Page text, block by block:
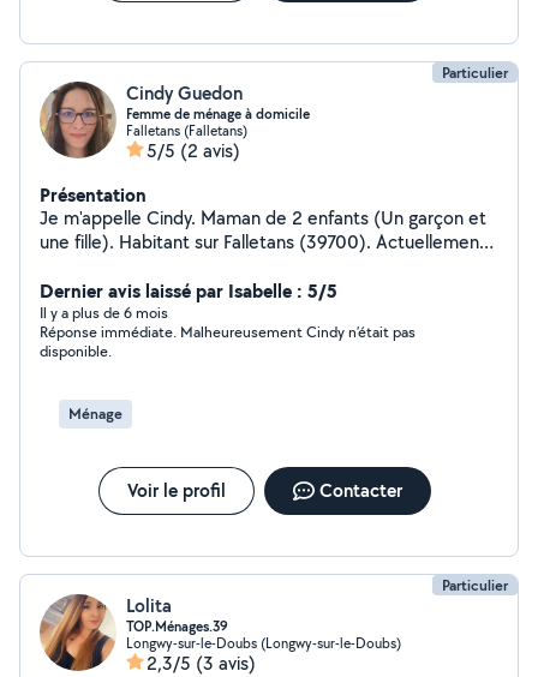
Particulier
Cindy Guedon
Femme de ménage à domicile
Falletans (Falletans)
5/5 (2 avis)
Présentation
Je m'appelle Cindy. Maman de 2 enfants (Un garçon et
une fille). Habitant sur Falletans (39700). Actuellement
ponctuelle, organisée et autonome dans mon travail.
J'aime que les chose soit bien faites. Et a l'écoute de
vos demandes. Paiement par chèque CESU possible.
Dernier avis laissé par Isabelle : 5/5
Il y a plus de 6 mois
Réponse immédiate. Malheureusement Cindy n’était pas
disponible.
Ménage
Voir le profil Contacter
Particulier
Lolita
TOP.Ménages.39
Longwy-sur-le-Doubs (Longwy-sur-le-Doubs)
2,3/5 (3 avis)